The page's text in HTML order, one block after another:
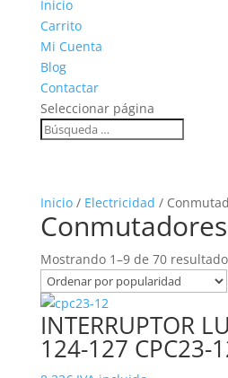
Inicio
Carrito
Mi Cuenta
Blog
Contactar
Seleccionar página
Inicio/ Electricidad /
Conmutadores
Mostrando 1–9 de 70
INTERRUPTOR
124-127 CPC23-